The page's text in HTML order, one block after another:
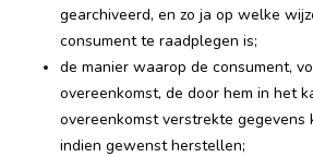
gearchiveerd, en zo ja op welke
consument te raadplegen is;
de manier waarop de consument,
overeenkomst, de door hem in het
overeenkomst verstrekte gegevens
indien gewenst herstellen;